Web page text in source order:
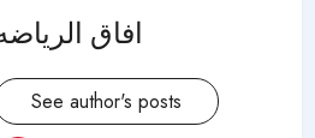
افاق
See author's posts